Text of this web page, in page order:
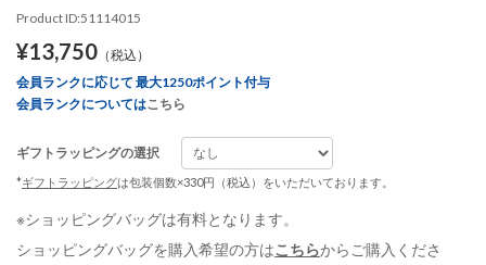
Product ID:51114015
¥13,750 （税込）
会員ランクに応じて 最大1250ポイント付与
会員ランクについてはこちら
ギフトラッピングの選択
*ギフトラッピングは包装個数×330円（税込）をいただいております。
※ショッピングバッグは有料となります。
ショッピングバッグを購入希望の方はこちらからご購入くださ